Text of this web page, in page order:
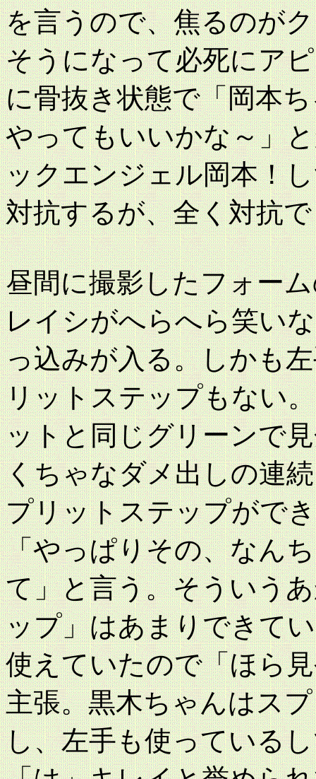
を言うので、焦るのが
そうになって必死にア
に骨抜き状態で「岡本
やってもいいかな～」
ックエンジェル岡本！
対抗するが、全く対抗
昼間に撮影したフォー
レイシがへらへら笑い
っ込みが入る。しかも
リットステップもない
ットと同じグリーンで
くちゃなダメ出しの連
プリットステップがで
「やっぱりその、なん
て」と言う。そういう
ップ」はあまりできて
使えていたので「ほら
主張。黒木ちゃんはス
し、左手も使っている